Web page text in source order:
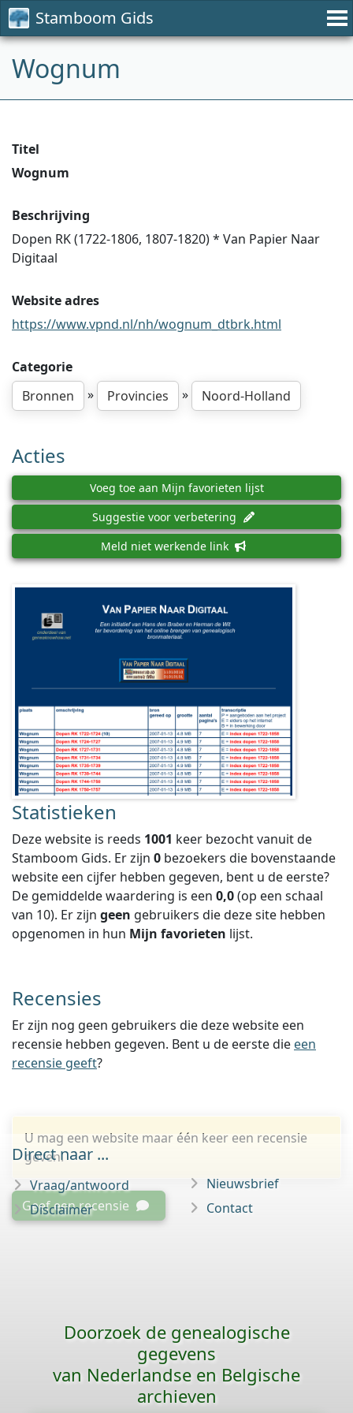
Stamboom Gids
Wognum
Titel
Wognum
Beschrijving
Dopen RK (1722-1806, 1807-1820) * Van Papier Naar
Digitaal
Website adres
https://www.vpnd.nl/nh/wognum_dtbrk.html
Categorie
Bronnen
» Provincies » Noord-Holland
Acties
Voeg toe aan Mijn favorieten lijst
Suggestie voor verbetering
Meld niet werkende link
Statistieken
Deze website is reeds 1001 keer bezocht vanuit de
Stamboom Gids. Er zijn 0 bezoekers die bovenstaande
website een cijfer hebben gegeven, bent u de eerste?
De gemiddelde waardering is een 0,0(op een schaal
van 10). Er zijn geen gebruikers die deze site hebben
opgenomen in hun Mijn favorieten lijst.
Recensies
Er zijn nog geen gebruikers die deze website een
recensie hebben gegeven. Bent u de eerste die een
recensie geeft?
U mag een website maar één keer een recensie
geven.
Geef een recensie
Direct naar ...
Vraag/antwoord
Disclaimer
Nieuwsbrief
Contact
Doorzoek de genealogische
gegevens
van Nederlandse en Belgische
archieven